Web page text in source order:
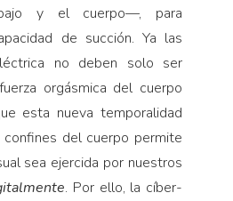
y el cuerpo—, para
de succión. Ya las
no deben solo ser
orgásmica del cuerpo
esta nueva temporalidad
del cuerpo permite
sea ejercida por nuestros
. Por ello, la cíber-